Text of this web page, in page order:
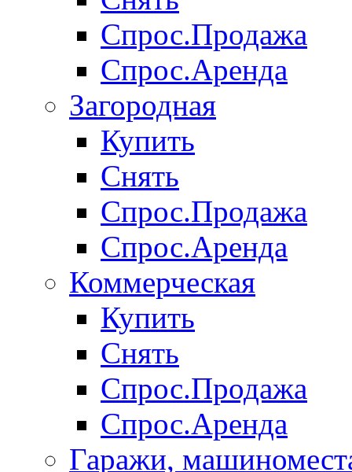
Спрос.Продажа
Спрос.Аренда
Загородная
Купить
Снять
Спрос.Продажа
Спрос.Аренда
Коммерческая
Купить
Снять
Спрос.Продажа
Спрос.Аренда
Гаражи,